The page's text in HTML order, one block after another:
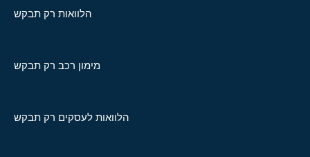
הלוואות רק תבקש
מימון רכב רק תבקש
הלוואות לעסקים רק תבקש